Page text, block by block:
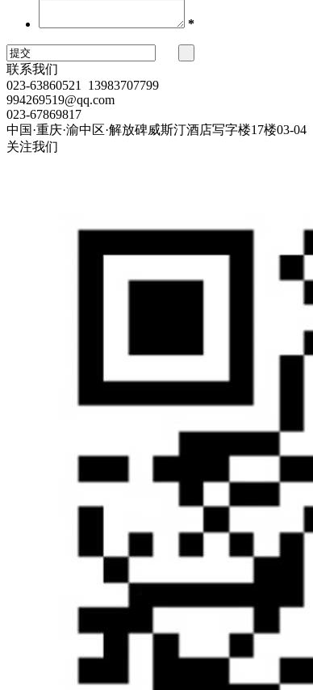
*
联系我们
023-63860521 13983707799
994269519@qq.com
023-67869817
中国·重庆·渝中区·解放碑威斯汀酒店写字楼17楼03-04
关注我们